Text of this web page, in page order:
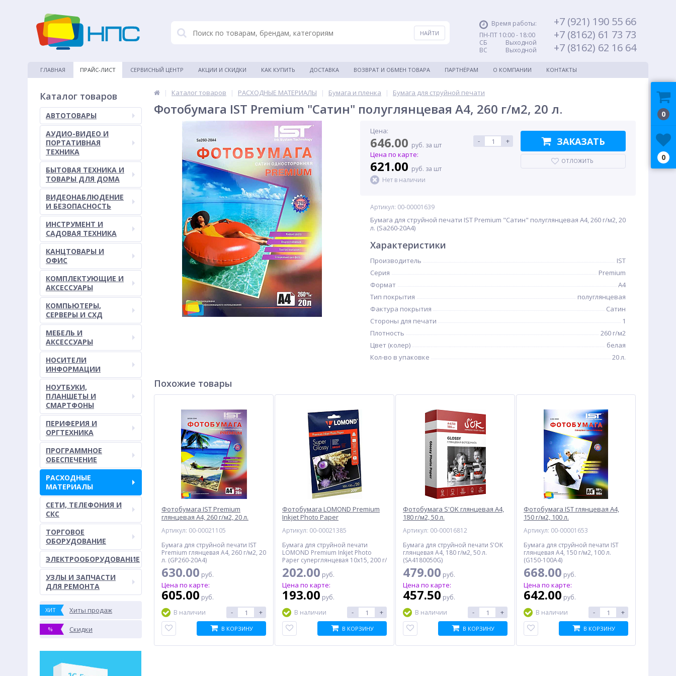
Время работы:
ПН-ПТ 10:00 - 18:00
СБ Выходной
ВС Выходной
+7 (921) 190 55 66
+7 (8162) 61 73 73
+7 (8162) 62 16 64
ГЛАВНАЯ ПРАЙС-ЛИСТ СЕРВИСНЫЙ ЦЕНТР АКЦИИ И СКИДКИ КАК КУПИТЬ ДОСТАВКА ВОЗВРАТ И ОБМЕН ТОВАРА ПАРТНЁРАМ О КОМПАНИИ КОНТАКТЫ
Каталог товаров
АВТОТОВАРЫ
АУДИО-ВИДЕО И
ПОРТАТИВНАЯ
ТЕХНИКА
БЫТОВАЯ ТЕХНИКА И
ТОВАРЫ ДЛЯ ДОМА
ВИДЕОНАБЛЮДЕНИЕ
И БЕЗОПАСНОСТЬ
ИНСТРУМЕНТ И
САДОВАЯ ТЕХНИКА
КАНЦТОВАРЫ И
ОФИС
КОМПЛЕКТУЮЩИЕ И
АКСЕССУАРЫ
КОМПЬЮТЕРЫ,
СЕРВЕРЫ И СХД
МЕБЕЛЬ И
АКСЕССУАРЫ
НОСИТЕЛИ
ИНФОРМАЦИИ
НОУТБУКИ,
ПЛАНШЕТЫ И
СМАРТФОНЫ
ПЕРИФЕРИЯ И
ОРГТЕХНИКА
ПРОГРАММНОЕ
ОБЕСПЕЧЕНИЕ
РАСХОДНЫЕ
МАТЕРИАЛЫ
СЕТИ, ТЕЛЕФОНИЯ И
СКС
ТОРГОВОЕ
ОБОРУДОВАНИЕ
ЭЛЕКТРООБОРУДОВАНИЕ
УЗЛЫ И ЗАПЧАСТИ
ДЛЯ РЕМОНТА
ХИТ Хиты продаж
% Скидки
| Каталог товаров | РАСХОДНЫЕ МАТЕРИАЛЫ | Бумага и пленка | Бумага для струйной печати
Фотобумага IST Premium "Сатин" полуглянцевая A4, 260 г/м2, 20 л.
Цена:
646.00 руб. за шт
Цена по карте:
621.00 руб. за шт
Нет в наличии
- + ЗАКАЗАТЬ
ОТЛОЖИТЬ
Артикул: 00-00001639
Бумага для струйной печати IST Premium "Сатин" полуглянцевая A4, 260 г/м2, 20
л. (Sa260-20A4)
Характеристики
Производитель
IST
Серия
Premium
Формат
A4
Тип покрытия
полуглянцевая
Фактура покрытия
Сатин
Стороны для печати
1
Плотность
260 г/м2
Цвет (колер)
белая
Кол-во в упаковке
20 л.
Похожие товары
Фотобумага IST Premium
глянцевая A4, 260 г/м2, 20 л.
Артикул: 00-00021105
Бумага для струйной печати IST
Premium глянцевая A4, 260 г/м2, 20
л. (GP260-20A4)
630.00 руб.
Цена по карте:
605.00 руб.
В наличии
- +
В КОРЗИНУ
Фотобумага LOMOND Premium
Inkjet Photo Paper
20 л.
Артикул: 00-00021385
Бумага для струйной печати
LOMOND Premium Inkjet Photo
Paper суперглянцевая 10x15, 200 г/
м2, 20 л. (1101113)
202.00 руб.
Цена по карте:
193.00 руб.
В наличии
- +
В КОРЗИНУ
Фотобумага S'OK глянцевая A4,
180 г/м2, 50 л.
Артикул: 00-00016812
Бумага для струйной печати S'OK
глянцевая A4, 180 г/м2, 50 л.
(SA4180050G)
479.00 руб.
Цена по карте:
457.50 руб.
В наличии
- +
В КОРЗИНУ
Фотобумага IST глянцевая A4,
150 г/м2, 100 л.
Артикул: 00-00001653
Бумага для струйной печати IST
глянцевая A4, 150 г/м2, 100 л.
(G150-100A4)
668.00 руб.
Цена по карте:
642.00 руб.
В наличии
- +
В КОРЗИНУ
0
0